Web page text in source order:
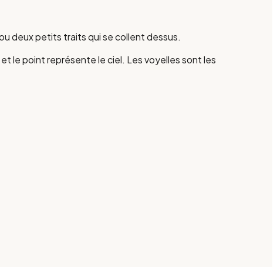
deux petits traits qui se collent dessus.
le point représente le ciel. Les voyelles sont les